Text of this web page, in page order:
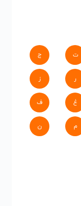
ت ج
ر ز
غ ف
م ن